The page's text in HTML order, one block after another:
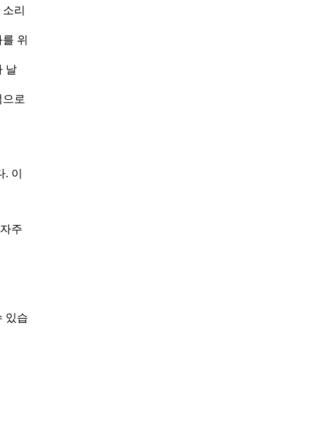
리
위
날
로
이
주
있습